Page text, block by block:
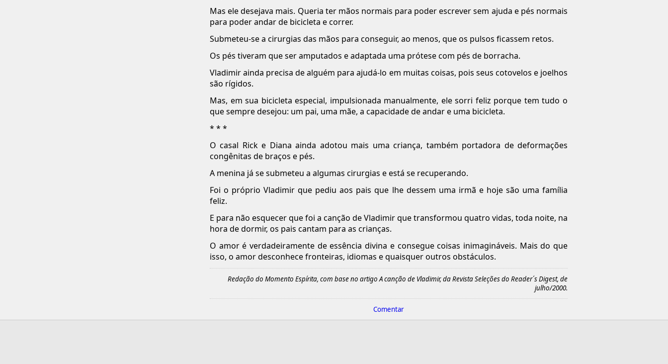
Mas ele desejava mais. Queria ter mãos normais para poder escrever sem ajuda e pés normais
para poder andar de bicicleta e correr.
Submeteu-se a cirurgias das mãos para conseguir, ao menos, que os pulsos ficassem retos.
Os pés tiveram que ser amputados e adaptada uma prótese com pés de borracha.
Vladimir ainda precisa de alguém para ajudá-lo em muitas coisas, pois seus cotovelos e joelhos
são rígidos.
Mas, em sua bicicleta especial, impulsionada manualmente, ele sorri feliz porque tem tudo o
que sempre desejou: um pai, uma mãe, a capacidade de andar e uma bicicleta.
* * *
O casal Rick e Diana ainda adotou mais uma criança, também portadora de deformações
congênitas de braços e pés.
A menina já se submeteu a algumas cirurgias e está se recuperando.
Foi o próprio Vladimir que pediu aos pais que lhe dessem uma irmã e hoje são uma família
feliz.
E para não esquecer que foi a canção de Vladimir que transformou quatro vidas, toda noite, na
hora de dormir, os pais cantam para as crianças.
O amor é verdadeiramente de essência divina e consegue coisas inimagináveis. Mais do que
isso, o amor desconhece fronteiras, idiomas e quaisquer outros obstáculos.
Redação do Momento Espírita, com base no artigo A canção de Vladimir, da Revista Seleções do Reader´s Digest, de
julho/2000.
Comentar